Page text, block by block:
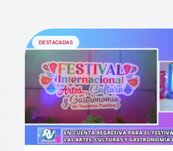
DESTACADAS